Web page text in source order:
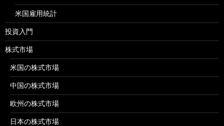
米国雇用統計
投資入門
株式市場
米国の株式市場
中国の株式市場
欧州の株式市場
日本の株式市場